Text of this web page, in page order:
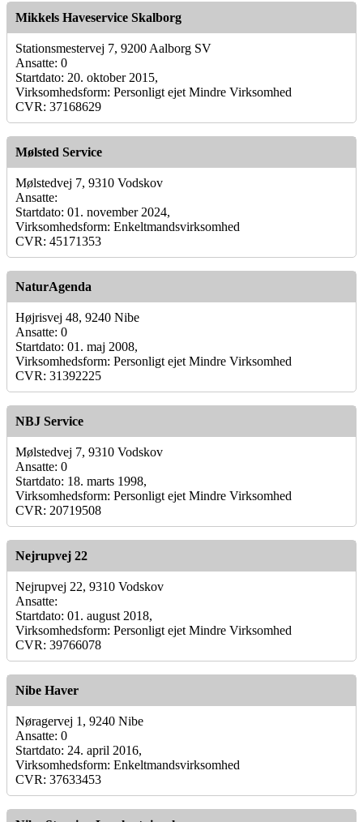
Mikkels Haveservice Skalborg
Stationsmestervej 7, 9200 Aalborg SV
Ansatte: 0
Startdato: 20. oktober 2015,
Virksomhedsform: Personligt ejet Mindre Virksomhed
CVR: 37168629
Mølsted Service
Mølstedvej 7, 9310 Vodskov
Ansatte:
Startdato: 01. november 2024,
Virksomhedsform: Enkeltmandsvirksomhed
CVR: 45171353
NaturAgenda
Højrisvej 48, 9240 Nibe
Ansatte: 0
Startdato: 01. maj 2008,
Virksomhedsform: Personligt ejet Mindre Virksomhed
CVR: 31392225
NBJ Service
Mølstedvej 7, 9310 Vodskov
Ansatte: 0
Startdato: 18. marts 1998,
Virksomhedsform: Personligt ejet Mindre Virksomhed
CVR: 20719508
Nejrupvej 22
Nejrupvej 22, 9310 Vodskov
Ansatte:
Startdato: 01. august 2018,
Virksomhedsform: Personligt ejet Mindre Virksomhed
CVR: 39766078
Nibe Haver
Nøragervej 1, 9240 Nibe
Ansatte: 0
Startdato: 24. april 2016,
Virksomhedsform: Enkeltmandsvirksomhed
CVR: 37633453